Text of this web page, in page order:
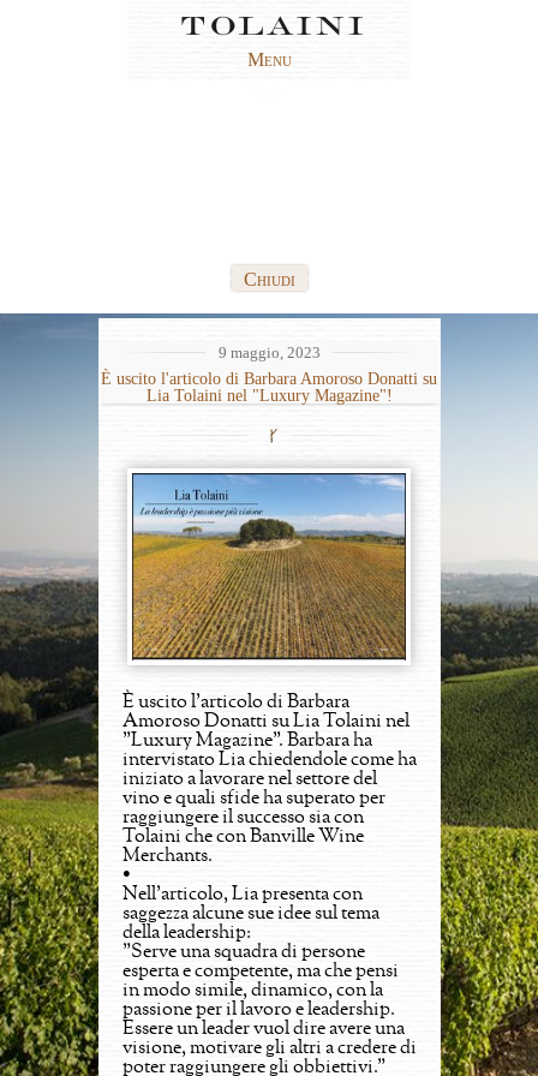
La Tenuta
Galleria
Introduzione video
di Tolaini
Menu
Chiudi
9 maggio, 2023
È uscito l'articolo di Barbara Amoroso Donatti su
Lia Tolaini nel "Luxury Magazine"!
È uscito l'articolo di Barbara
Amoroso Donatti su Lia Tolaini nel
"Luxury Magazine". Barbara ha
intervistato Lia chiedendole come ha
iniziato a lavorare nel settore del
vino e quali sfide ha superato per
raggiungere il successo sia con
Tolaini che con Banville Wine
Merchants.
•
Nell'articolo, Lia presenta con
saggezza alcune sue idee sul tema
della leadership:
"Serve una squadra di persone
esperta e competente, ma che pensi
in modo simile, dinamico, con la
passione per il lavoro e leadership.
Essere un leader vuol dire avere una
visione, motivare gli altri a credere di
poter raggiungere gli obbiettivi."